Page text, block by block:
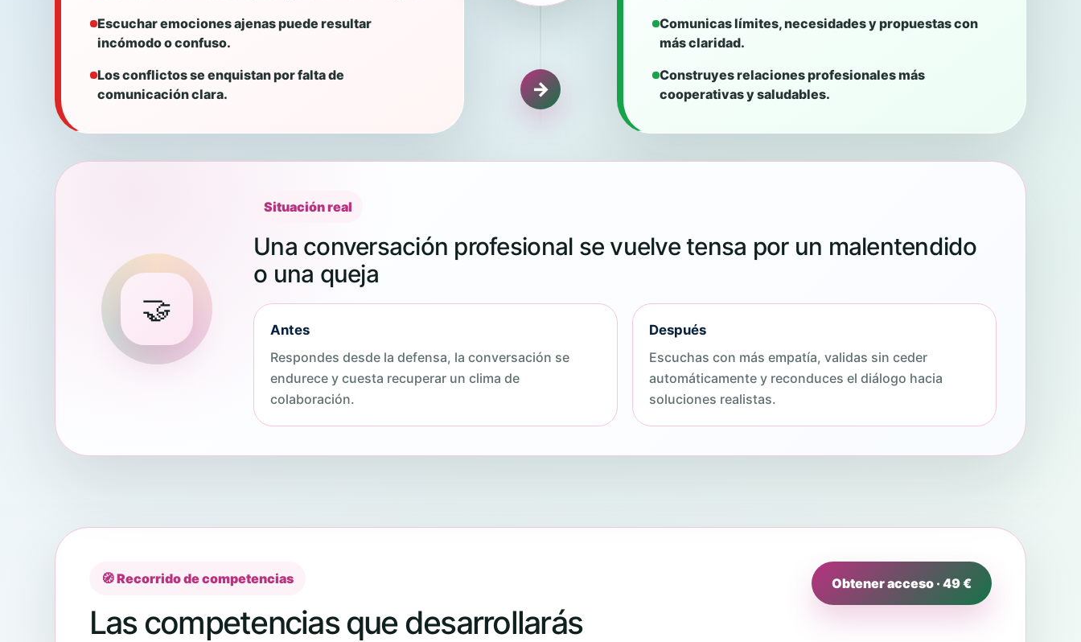
Escuchar emociones ajenas puede resultar
incómodo o confuso.
Los conflictos se enquistan por falta de
comunicación clara.
→
Comunicas límites, necesidades y propuestas con
más claridad.
Construyes relaciones profesionales más
cooperativas y saludables.
🤝
Situación real
Una conversación profesional se vuelve tensa por un malentendido
o una queja
Antes
Respondes desde la defensa, la conversación se
endurece y cuesta recuperar un clima de
colaboración.
Después
Escuchas con más empatía, validas sin ceder
automáticamente y reconduces el diálogo hacia
soluciones realistas.
🧭 Recorrido de competencias
Las competencias que desarrollarás
Obtener acceso · 49 €